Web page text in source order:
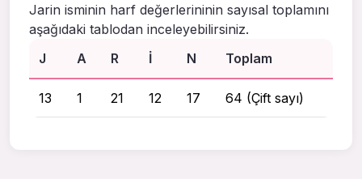
Jarin isminin harf değerlerininin sayısal toplamını
aşağıdaki tablodan inceleyebilirsiniz.
J
A R I N Toplam
13 1 21 12 17 64 (Çift sayı)